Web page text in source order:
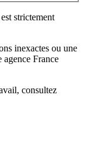
strictement
inexactes ou une
agence France
, consultez